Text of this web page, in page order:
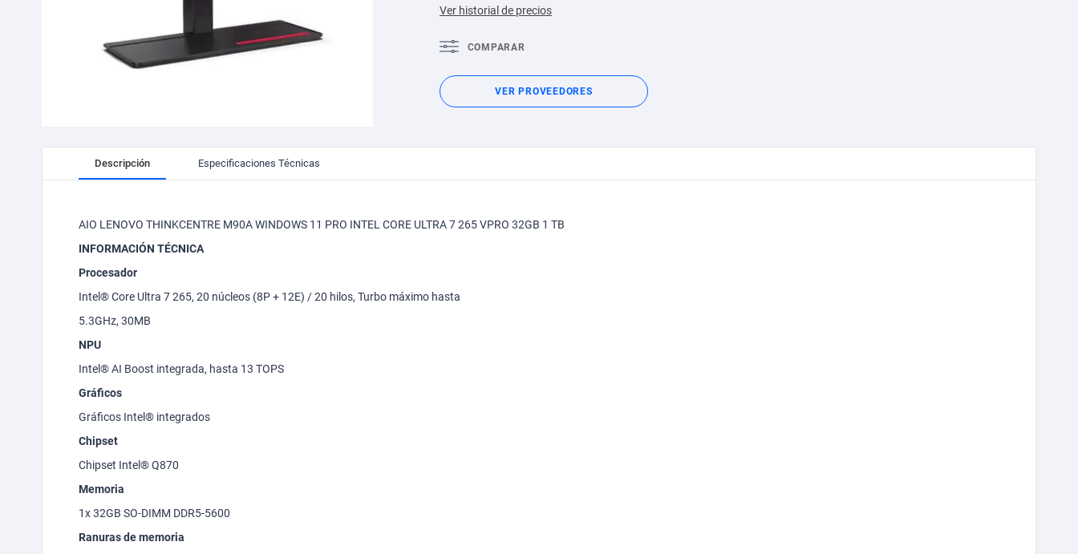
Ver historial de precios
COMPARAR
VER PROVEEDORES
to
beginning
Descripción
AIO LENOVO THINKCENTRE M90A WINDOWS 11 PRO INTEL CORE ULTRA 7 265 VPRO 32GB 1 TB
INFORMACIÓN TÉCNICA
Procesador
Intel® Core Ultra 7 265, 20 núcleos (8P + 12E) / 20 hilos, Turbo máximo hasta
5.3GHz, 30MB
NPU
Intel® AI Boost integrada, hasta 13 TOPS
Gráficos
Gráficos Intel® integrados
Chipset
Chipset Intel® Q870
Memoria
1x 32GB SO-DIMM DDR5-5600
Ranuras de memoria
Especificaciones Técnicas